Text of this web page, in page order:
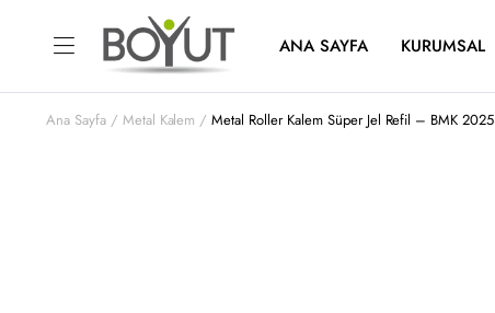
ANA SAYFA KURUMSAL
Ana Sayfa Metal Kalem Metal Roller Kalem Süper Jel Refil – BMK 2025